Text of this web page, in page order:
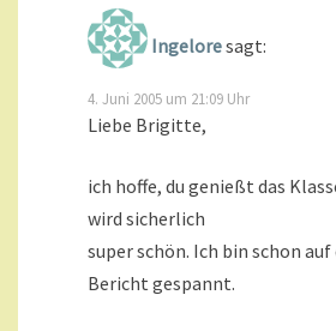
Ingeloresagt:
4. Juni 2005 um 21:09 Uhr
Liebe Brigitte,
ich hoffe, du genießt das
wird sicherlich
super schön. Ich bin schon auf
Bericht gespannt.